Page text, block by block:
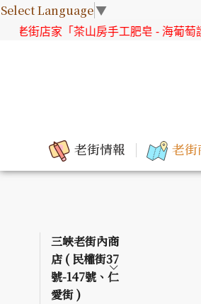
Select Language▼
茶山房手工肥皂 - 海葡萄護手霜」
老街情報 老街
三峽老街內商
店 ( 民權街37
號-147號、仁
愛街 )